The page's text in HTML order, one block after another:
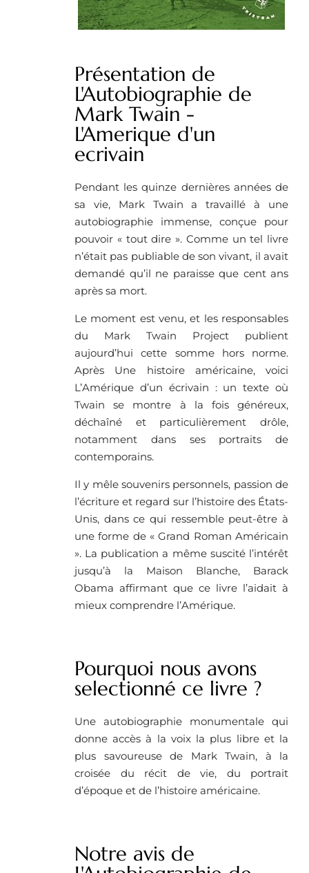
Présentation de
L'Autobiographie de
Mark Twain -
L'Amerique d'un
ecrivain
Pendant les quinze dernières années de
sa vie, Mark Twain a travaillé à une
autobiographie immense, conçue pour
pouvoir « tout dire ». Comme un tel livre
n’était pas publiable de son vivant, il avait
demandé qu’il ne paraisse que cent ans
après sa mort.
Le moment est venu, et les responsables
du Mark Twain Project publient
aujourd’hui cette somme hors norme.
Après Une histoire américaine, voici
L’Amérique d’un écrivain : un texte où
Twain se montre à la fois généreux,
déchaîné et particulièrement drôle,
notamment dans ses portraits de
contemporains.
Il y mêle souvenirs personnels, passion de
l’écriture et regard sur l’histoire des États-
Unis, dans ce qui ressemble peut-être à
une forme de « Grand Roman Américain
». La publication a même suscité l’intérêt
jusqu’à la Maison Blanche, Barack
Obama affirmant que ce livre l’aidait à
mieux comprendre l’Amérique.
Pourquoi nous avons
selectionné ce livre ? ​
Une autobiographie monumentale qui
donne accès à la voix la plus libre et la
plus savoureuse de Mark Twain, à la
croisée du récit de vie, du portrait
d’époque et de l’histoire américaine.
Notre avis de